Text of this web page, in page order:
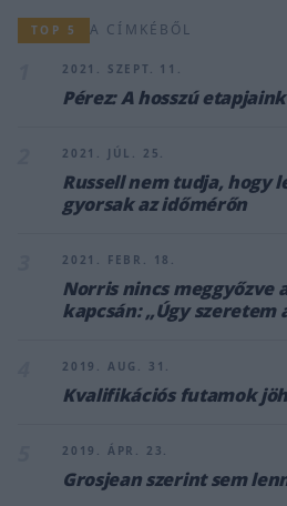
TOP 5 A CÍMKÉBŐL
2021. SZEPT. 11.
Pérez: A hosszú
2021. JÚL. 25.
Russell nem tudja, hogy
gyorsak az időmérőn
2021. FEBR. 18.
Norris nincs meggyőzve
kapcsán: „Úgy szeretem
2019. AUG. 31.
Kvalifikációs futamok
2019. ÁPR. 23.
Grosjean szerint sem